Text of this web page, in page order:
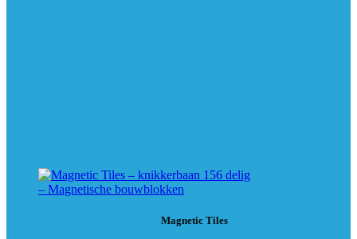
Magnetic Tiles